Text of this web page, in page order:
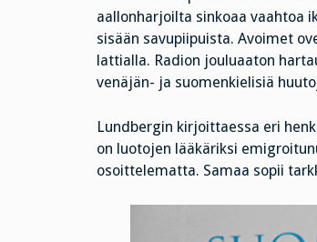
aallonharjoilta sinkoaa vaahtoa
sisään savupiipuista. Avoimet
lattialla. Radion jouluaaton
venäjän- ja suomenkielisiä
Lundbergin kirjoittaessa eri
on luotojen lääkäriksi
osoittelematta. Samaa sopii